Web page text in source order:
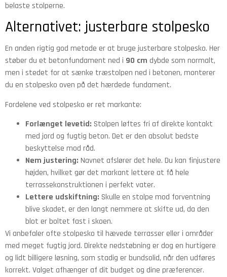
belaste stolperne.
Alternativet: justerbare stolpesko
En anden rigtig god metode er at bruge justerbare stolpesko. Her
støber du et betonfundament ned i 90 cm dybde som normalt,
men i stedet for at sænke træstolpen ned i betonen, monterer
du en stolpesko oven på det hærdede fundament.
Fordelene ved stolpesko er ret markante:
Forlænget levetid: Stolpen løftes fri af direkte kontakt
med jord og fugtig beton. Det er den absolut bedste
beskyttelse mod råd.
Nem justering: Navnet afslører det hele. Du kan finjustere
højden, hvilket gør det markant lettere at få hele
terrassekonstruktionen i perfekt vater.
Lettere udskiftning: Skulle en stolpe mod forventning
blive skadet, er den langt nemmere at skifte ud, da den
blot er boltet fast i skoen.
Vi anbefaler ofte stolpesko til hævede terrasser eller i områder
med meget fugtig jord. Direkte nedstøbning er dog en hurtigere
og lidt billigere løsning, som stadig er bundsolid, når den udføres
korrekt. Valget afhænger af dit budget og dine præferencer.